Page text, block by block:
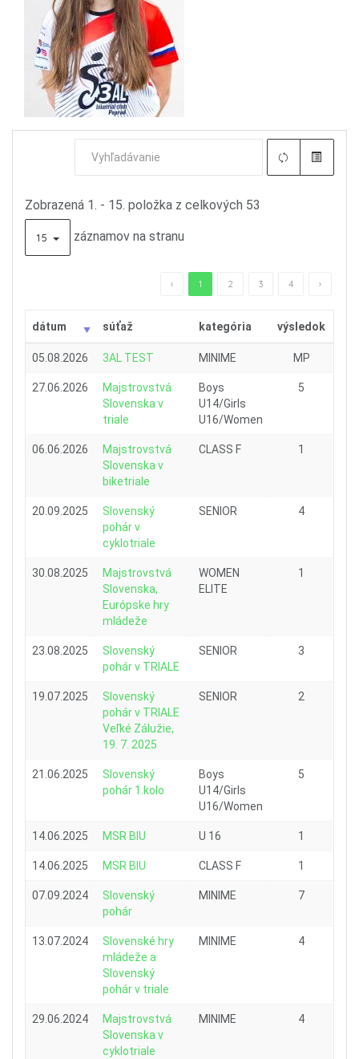
Zobrazená 1. - 15. položka z celkových 53
15 záznamov na stranu
‹ 1 2 3 4 ›
dátum súťaž kategória výsledok
05.08.2026 3AL TEST MINIME MP
27.06.2026
Majstrovstvá
Slovenska v
triale
Boys
U14/Girls
U16/Women
5
06.06.2026
Majstrovstvá
Slovenska v
biketriale
CLASS F 1
20.09.2025
Slovenský
pohár v
cyklotriale
SENIOR 4
30.08.2025
Majstrovstvá
Slovenska,
Európske hry
mládeže
WOMEN
ELITE
1
23.08.2025
Slovenský
pohár v TRIALE
SENIOR 3
19.07.2025
Slovenský
pohár v TRIALE
Veľké Zálužie,
19. 7. 2025
SENIOR 2
21.06.2025
Slovenský
pohár 1.kolo
Boys
U14/Girls
U16/Women
5
14.06.2025 MSR BIU U 16 1
14.06.2025 MSR BIU CLASS F 1
07.09.2024
Slovenský
pohár
MINIME 7
13.07.2024
Slovenské hry
mládeže a
Slovenský
pohár v triale
MINIME 4
29.06.2024
Majstrovstvá
Slovenska v
cyklotriale
MINIME 4